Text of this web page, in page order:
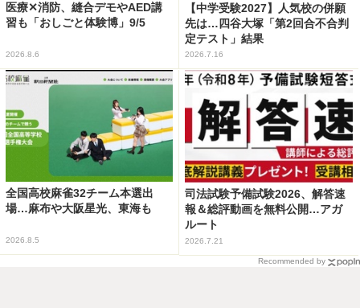
医療✕消防、縫合デモやAED講
習も「おしごと体験博」9/5
2026.8.6
【中学受験2027】人気校の併願
先は…四谷大塚「第2回合不合判
定テスト」結果
2026.7.16
全国高校麻雀32チーム本選出
場…麻布や大阪星光、東海も
2026.8.5
司法試験予備試験2026、解答速
報＆総評動画を無料公開…アガ
ルート
2026.7.21
Recommended by